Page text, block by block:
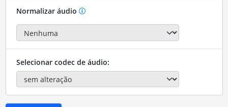
Normalizar áudio
Selecionar codec de áudio: